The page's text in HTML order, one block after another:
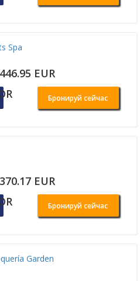
Spa
EUR
Бронируй сейчас
EUR
Бронируй сейчас
Garden